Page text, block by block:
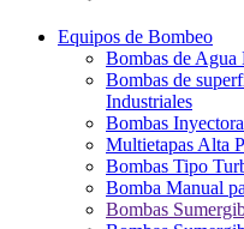
Equipos de Bombeo
Bombas de Agua
Bombas de
Industriales
Bombas
Multietapas Alta
Bombas Tipo
Bomba Manual
Bombas